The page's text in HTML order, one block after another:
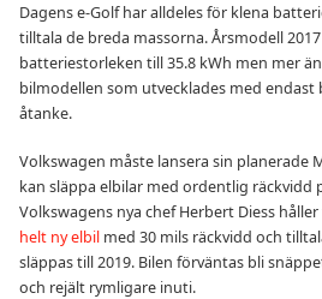
Dagens e-Golf har alldeles för klena
tilltala de breda massorna. Årsmodell
batteriestorleken till 35.8 kWh men mer
bilmodellen som utvecklades med
åtanke.
Volkswagen måste lansera sin planerade
kan släppa elbilar med ordentlig räckvidd
Volkswagens nya chef Herbert Diess
helt ny elbil med 30 mils räckvidd och
släppas till 2019. Bilen förväntas bli
och rejält rymligare inuti.